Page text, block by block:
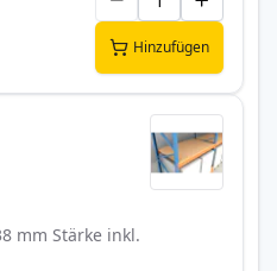
Hinzufügen
mm Stärke inkl.